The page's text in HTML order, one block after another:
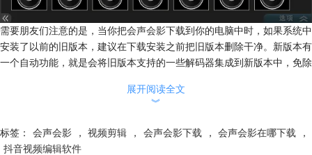
需要朋友们注意的是，当你把会声会影下载到你的电脑中时，如果系统中
安装了以前的旧版本，建议在下载安装之前把旧版本删除干净。新版本有
一个自动功能，就是会将旧版本支持的一些解码器集成到新版本中，免除
关于注册的问题，一些朋友不习惯于去进行注册，如果不注册，只能有很
影的技术支持，以后出现什么问题也可以立刻得到专家的支持。如果有优
惠的活动，也不会错过。会声会影下载，可以让你的生活变得更加精彩。
展开阅读全文
︾
标签： 会声会影 ， 视频剪辑 ， 会声会影下载 ， 会声会影在哪下载
，
抖音视频编辑软件